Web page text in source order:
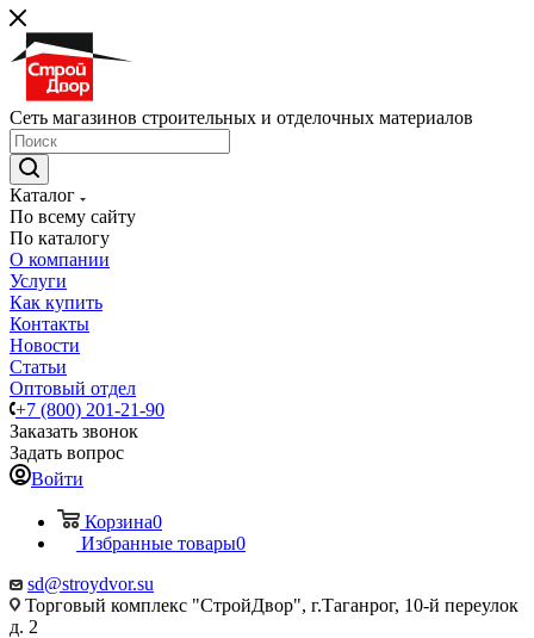
Сеть магазинов строительных и отделочных материалов
Каталог
По всему сайту
По каталогу
О компании
Услуги
Как купить
Контакты
Новости
Статьи
Оптовый отдел
+7 (800) 201-21-90
Заказать звонок
Задать вопрос
Войти
Корзина0
Избранные товары0
sd@stroydvor.su
Торговый комплекс "СтройДвор", г.Таганрог, 10-й переулок
д. 2